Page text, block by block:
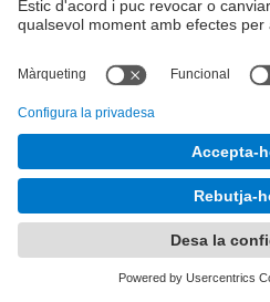
enginyers de
smart cities
Estudiants i professors del
Telemàtica de l'EETAC
Acte de graduació de la
Material gràfic disponible